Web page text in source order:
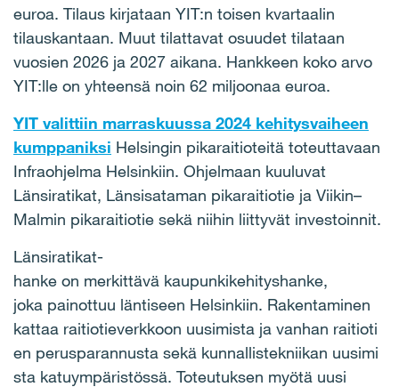
euroa. Tilaus kirjataan YIT:n toisen kvartaalin
tilauskantaan. Muut tilattavat osuudet tilataan
vuosien 2026 ja 2027 aikana. Hankkeen koko arvo
YIT:lle on yhteensä noin 62 miljoonaa euroa.
YIT valittiin marraskuussa 2024 kehitysvaiheen
kumppaniksi Helsingin pikaraitioteitä toteuttavaan
Infraohjelma Helsinkiin. Ohjelmaan kuuluvat
Länsiratikat, Länsisataman pikaraitiotie ja Viikin–
Malmin pikaraitiotie sekä niihin liittyvät investoinnit.
Länsiratikat-
hanke on merkittävä kaupunkikehityshanke,
joka painottuu läntiseen Helsinkiin. Rakentaminen
kattaa raitiotieverkkoon uusimista ja vanhan raitioti
en perusparannusta sekä kunnallistekniikan uusimi
sta katuympäristössä. Toteutuksen myötä uusi